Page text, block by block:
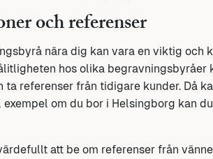
och referenser
nära dig kan vara en viktig och
hos olika begravningsbyråer
ta referenser från tidigare kunder. Då
om du bor i Helsingborg kan
att be om referenser från